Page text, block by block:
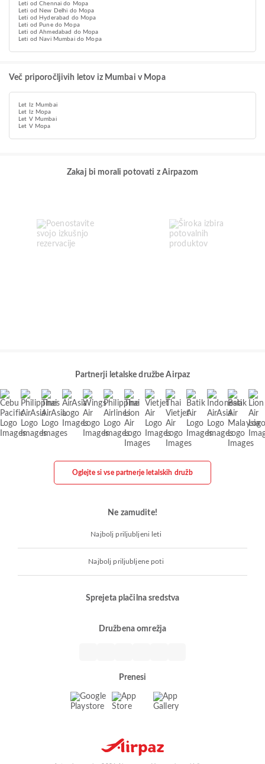
Leti od Chennai do Mopa
Leti od New Delhi do Mopa
Leti od Hyderabad do Mopa
Leti od Pune do Mopa
Leti od Ahmedabad do Mopa
Leti od Navi Mumbai do Mopa
Več priporočljivih letov iz Mumbai v Mopa
Let Iz Mumbai
Let Iz Mopa
Let V Mumbai
Let V Mopa
Zakaj bi morali potovati z Airpazom
Partnerji letalske družbe Airpaz
Oglejte si vse partnerje letalskih družb
Ne zamudite!
Najbolj priljubljeni leti
Najbolj priljubljene poti
Sprejeta plačilna sredstva
Družbena omrežja
Prenesi